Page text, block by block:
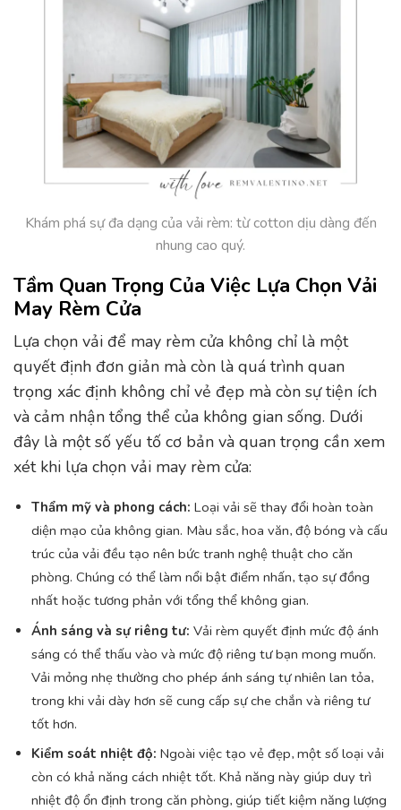
Khám phá sự đa dạng của vải rèm: từ cotton dịu dàng đến
nhung cao quý.
Tầm Quan Trọng Của Việc Lựa Chọn Vải
May Rèm Cửa
Lựa chọn vải để may rèm cửa không chỉ là một
quyết định đơn giản mà còn là quá trình quan
trọng xác định không chỉ vẻ đẹp mà còn sự tiện ích
và cảm nhận tổng thể của không gian sống. Dưới
đây là một số yếu tố cơ bản và quan trọng cần xem
xét khi lựa chọn vải may rèm cửa:
Thẩm mỹ và phong cách: Loại vải sẽ thay đổi hoàn toàn
diện mạo của không gian. Màu sắc, hoa văn, độ bóng và cấu
trúc của vải đều tạo nên bức tranh nghệ thuật cho căn
phòng. Chúng có thể làm nổi bật điểm nhấn, tạo sự đồng
nhất hoặc tương phản với tổng thể không gian.
Ánh sáng và sự riêng tư: Vải rèm quyết định mức độ ánh
sáng có thể thấu vào và mức độ riêng tư bạn mong muốn.
Vải mỏng nhẹ thường cho phép ánh sáng tự nhiên lan tỏa,
trong khi vải dày hơn sẽ cung cấp sự che chắn và riêng tư
tốt hơn.
Kiểm soát nhiệt độ: Ngoài việc tạo vẻ đẹp, một số loại vải
còn có khả năng cách nhiệt tốt. Khả năng này giúp duy trì
nhiệt độ ổn định trong căn phòng, giúp tiết kiệm năng lượng